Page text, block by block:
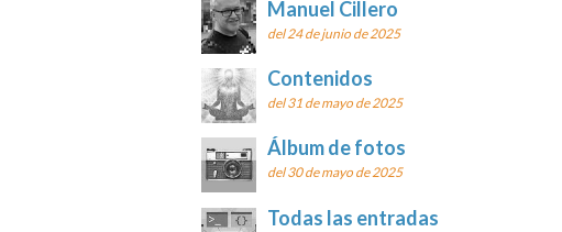
Manuel Cillero
del 24 de junio de 2025
Contenidos
del 31 de mayo de 2025
Álbum de fotos
del 30 de mayo de 2025
Todas las entradas